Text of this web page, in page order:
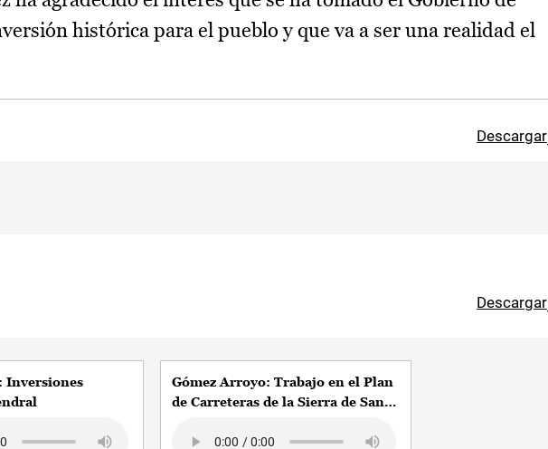
histórica para el pueblo y que va a ser una realidad el
Descargar
Descargar
Inversiones
Gómez Arroyo: Trabajo en el Plan
de Carreteras de la Sierra de San